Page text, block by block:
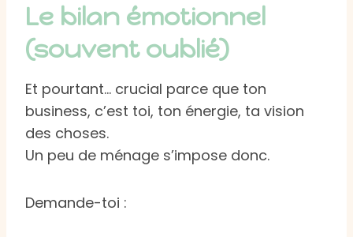
Le bilan émotionnel
(souvent oublié)
Et pourtant… crucial parce que ton
business, c’est toi, ton énergie, ta vision
des choses.
Un peu de ménage s’impose donc.
Demande-toi :